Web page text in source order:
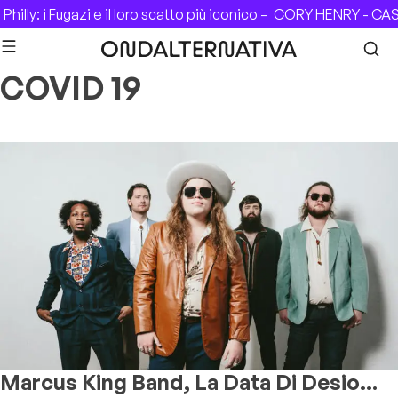
Skip to content
i Fugazi e il loro scatto più iconico –CORY HENRY - CASA
COVID 19
Marcus King Band, La Data Di Desio